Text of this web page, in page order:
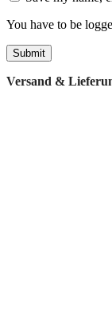
You have to be
Versand &